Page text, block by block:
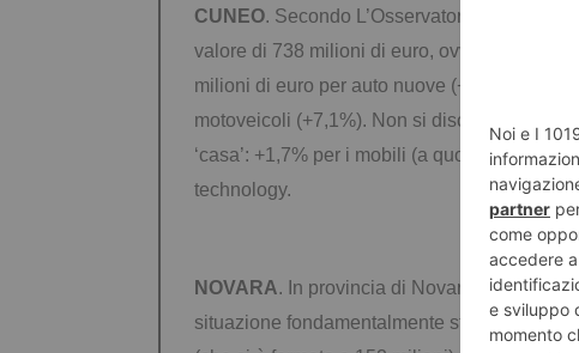
CUNEO. Secondo L’Osservatorio
valore di 738 milioni di euro, ovvero 2.850
milioni di euro per auto nuove (+4,4%,
motoveicoli (+7,1%). Non si discostano
‘casa’: +1,7% per i mobili (a quota 171
technology.
NOVARA. In provincia di Novara nel 2018
situazione fondamentalmente statica per i